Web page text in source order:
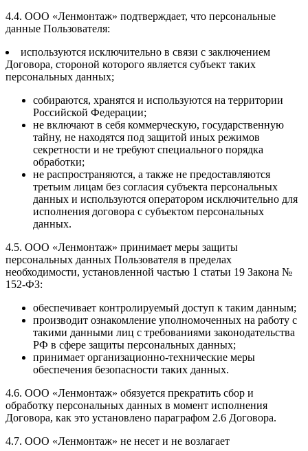
4.4. ООО «Ленмонтаж» подтверждает, что персональные
данные Пользователя:
используются исключительно в связи с заключением
Договора, стороной которого является субъект таких
персональных данных;
собираются, хранятся и используются на территории
Российской Федерации;
не включают в себя коммерческую, государственную
тайну, не находятся под защитой иных режимов
секретности и не требуют специального порядка
обработки;
не распространяются, а также не предоставляются
третьим лицам без согласия субъекта персональных
данных и используются оператором исключительно для
исполнения договора с субъектом персональных
данных.
4.5. ООО «Ленмонтаж» принимает меры защиты
персональных данных Пользователя в пределах
необходимости, установленной частью 1 статьи 19 Закона №
152-ФЗ:
обеспечивает контролируемый доступ к таким данным;
производит ознакомление уполномоченных на работу с
такими данными лиц с требованиями законодательства
РФ в сфере защиты персональных данных;
принимает организационно-технические меры
обеспечения безопасности таких данных.
4.6. ООО «Ленмонтаж» обязуется прекратить сбор и
обработку персональных данных в момент исполнения
Договора, как это установлено параграфом 2.6 Договора.
4.7. ООО «Ленмонтаж» не несет и не возлагает